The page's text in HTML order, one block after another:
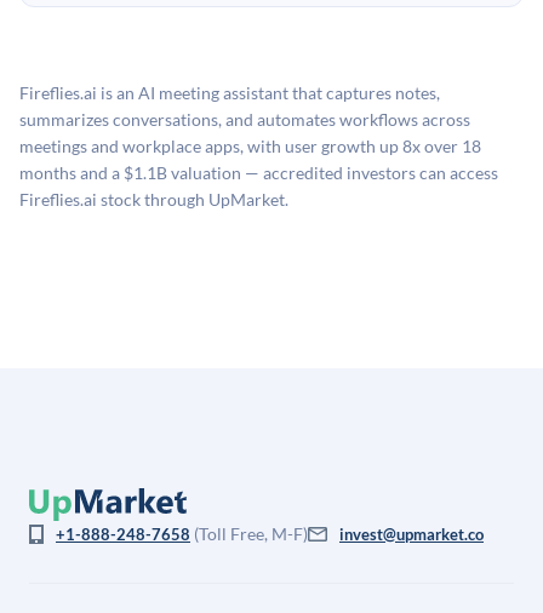
司可比倍数应用私有公司折扣，以反映流动性不足和信
息不对称。此估值不构成投资建议，可能与实际交易价
格存在重大差异。
Fireflies.ai is an AI meeting assistant that captures notes,
summarizes conversations, and automates workflows across
meetings and workplace apps, with user growth up 8x over 18
months and a $1.1B valuation — accredited investors can access
Fireflies.ai stock through UpMarket.
+1-888-248-7658 (Toll Free, M-F) invest@upmarket.co